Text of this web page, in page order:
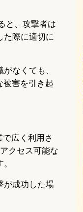
と、攻撃者は
際に適切に
なくても、
被害を引き起
広く利用さ
クセス可能な
が成功した場